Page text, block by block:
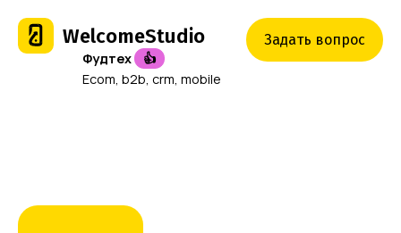
WelcomeStudio
Фудтех
👍
Ecom, b2b, crm, mobile
Задать вопрос